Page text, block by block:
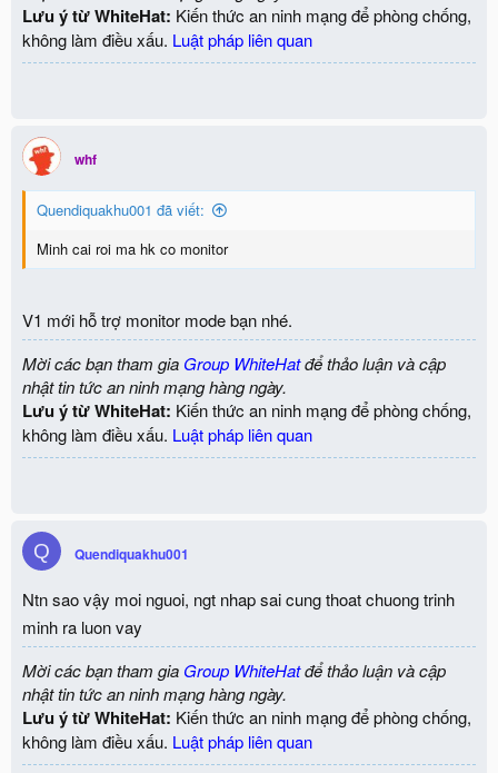
Lưu ý từ WhiteHat: Kiến thức an ninh mạng để phòng chống,
không làm điều xấu. Luật pháp liên quan
whf
Quendiquakhu001 đã viết:
Minh cai roi ma hk co monitor
V1 mới hỗ trợ monitor mode bạn nhé.
Mời các bạn tham gia Group WhiteHatđể thảo luận và cập
nhật tin tức an ninh mạng hàng ngày.
Lưu ý từ WhiteHat: Kiến thức an ninh mạng để phòng chống,
không làm điều xấu. Luật pháp liên quan
Q Quendiquakhu001
Ntn sao vậy moi nguoi, ngt nhap sai cung thoat chuong trinh
minh ra luon vay
Mời các bạn tham gia Group WhiteHatđể thảo luận và cập
nhật tin tức an ninh mạng hàng ngày.
Lưu ý từ WhiteHat: Kiến thức an ninh mạng để phòng chống,
không làm điều xấu. Luật pháp liên quan